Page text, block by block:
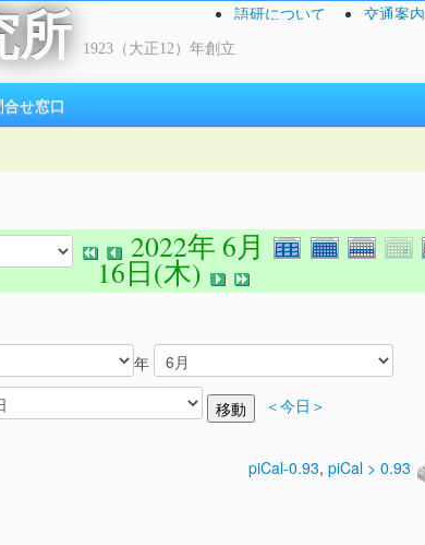
所 1923（大正12）年創立
語研について 交通案内
合せ窓口
2022年 6月
16日(木)
年
＜今日＞
piCal-0.93, piCal > 0.93